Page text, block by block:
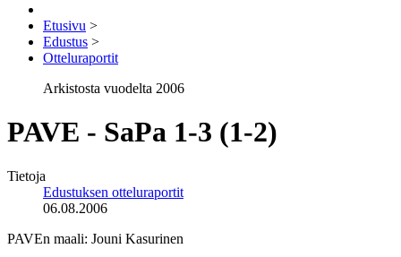
Etusivu >
Edustus >
Otteluraportit
Arkistosta vuodelta 2006
PAVE - SaPa 1-3 (1-2)
Tietoja
Edustuksen otteluraportit
06.08.2006
PAVEn maali: Jouni Kasurinen